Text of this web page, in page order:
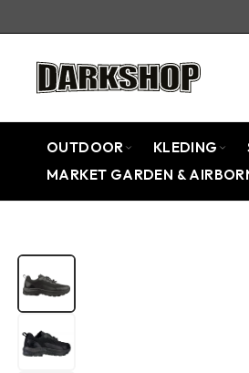
OUTDOOR KLEDING
MARKET GARDEN &